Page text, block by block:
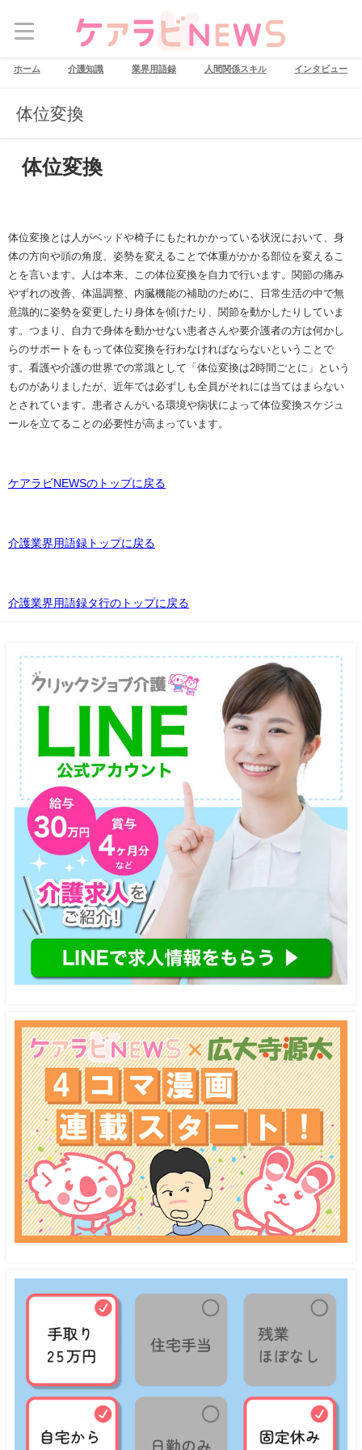
ホーム 介護知識 業界用語録 人間関係スキル インタビュー
体位変換
体位変換
体位変換とは人がベッドや椅子にもたれかかっている状況において、身
体の方向や頭の角度、姿勢を変えることで体重がかかる部位を変えるこ
とを言います。人は本来、この体位変換を自力で行います。関節の痛み
やずれの改善、体温調整、内臓機能の補助のために、日常生活の中で無
意識的に姿勢を変更したり身体を傾けたり、関節を動かしたりしていま
す。つまり、自力で身体を動かせない患者さんや要介護者の方は何かし
らのサポートをもって体位変換を行わなければならないということで
す。看護や介護の世界での常識として「体位変換は2時間ごとに」という
ものがありましたが、近年では必ずしも全員がそれには当てはまらない
とされています。患者さんがいる環境や病状によって体位変換スケジュ
ールを立てることの必要性が高まっています。
ケアラビNEWSのトップに戻る
介護業界用語録トップに戻る
介護業界用語録タ行のトップに戻る